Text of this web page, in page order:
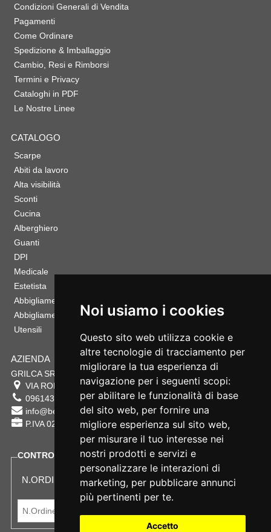
Noi usiamo i cookies
Questo sito web utilizza cookie e
altre tecnologie di tracciamento per
migliorare la tua esperienza di
navigazione per i seguenti scopi:
per abilitare le funzionalità di base
del sito web, per fornire una
migliore esperienza sul sito web,
per misurare il tuo interesse nei
nostri prodotti e servizi e
personalizzare le interazioni di
marketing, per pubblicare annunci
più pertinenti per te.
Accetto
Condizioni Generali di Vendita
Pagamenti
Come Ordinare
Spedizione & Imballaggio
Cambio, Resi e Rimborsi
Termini e Privacy
Cataloghi in PDF
Le Nostre Linee
CATALOGO
Scarpe
Abiti da lavoro
Alta visibilità
Sconti
Cucina
Alberghiero
Guanti
DPI
Medicale
Estetista
Abbigliamento Sportivo
Abbigliamento Bambino
Utensili
AZIENDA
GRILCA SRL
VIA ROMA 180 88054 SERSALE CZ
0961432177
info@bestsafety.it
P.IVA 02342180797
CONTROLLA LO STATO DEL TUO ORDINE
N.ORDINE: